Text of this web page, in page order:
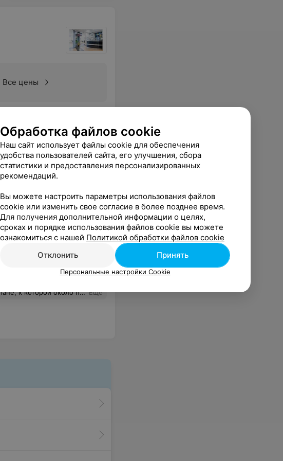
Все цены
Все цены
более здоровой. Отдельно стоит отметить внимание мастера к посетителям и индивидуальный подход. Еще
Обработка файлов cookie
Наш сайт использует файлы cookie для обеспечения
удобства пользователей сайта, его улучшения, сбора
статистики и предоставления персонализированных
рекомендаций.
Вы можете настроить параметры использования файлов
cookie или изменить свое согласие в более позднее время.
Для получения дополнительной информации о целях,
сроках и порядке использования файлов cookie вы можете
ознакомиться с нашей Политикой обработки файлов cookie
Отклонить
Принять
Персональные настройки Cookie